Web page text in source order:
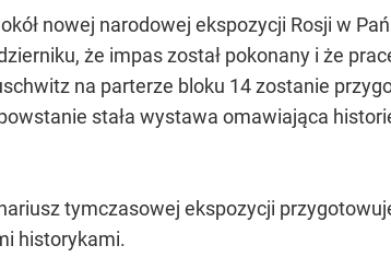
nowej narodowej ekspozycji Rosji w
że impas został pokonany i że
na parterze bloku 14 zostanie
stała wystawa omawiająca
tymczasowej ekspozycji
historykami.